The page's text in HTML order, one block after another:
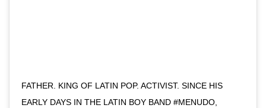
FATHER. KING OF LATIN POP. ACTIVIST. SINCE HIS
EARLY DAYS IN THE LATIN BOY BAND #MENUDO,